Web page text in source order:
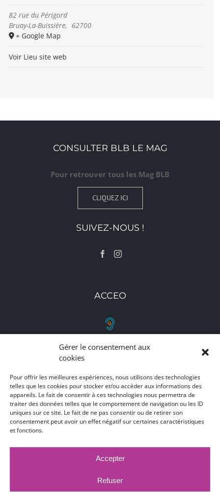
Gérer le consentement aux
cookies
Pour offrir les meilleures expériences, nous utilisons des technologies
telles que les cookies pour stocker et/ou accéder aux informations des
appareils. Le fait de consentir à ces technologies nous permettra de
traiter des données telles que le comportement de navigation ou les ID
uniques sur ce site. Le fait de ne pas consentir ou de retirer son
consentement peut avoir un effet négatif sur certaines caractéristiques
et fonctions.
Accepter
Refuser
82 rue du Périgord
Bruay-La-Buissière,
62700
+ Google Map
Voir Lieu site web
CONSULTER BLB LE MAG
Pour retrouver tous les Mag BLB
CLIQUEZ ICI
SUIVEZ-NOUS !
ACCEO
RETROUVEZ-NOUS
Toutes nos adresses, coordonnées et horaires
d'ouverture
CLIQUEZ ICI
PUBLICATIONS LÉGALES